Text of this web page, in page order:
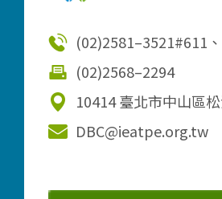
(02)2581–3521#611
(02)2568–2294
10414 臺北市中山區
DBC@ieatpe.org.tw